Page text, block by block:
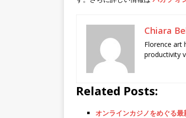
Chiara
Florence art
productivity
Related Posts:
オンラインカジノをめぐる